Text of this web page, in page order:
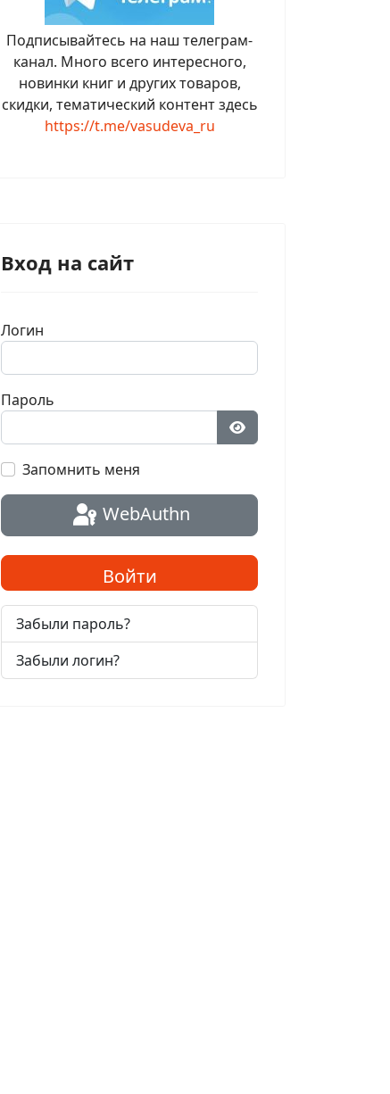
Подписывайтесь на наш телеграм-
канал. Много всего интересного,
новинки книг и других товаров,
скидки, тематический контент здесь
https://t.me/vasudeva_ru
Вход на сайт
Логин
Пароль
Показать пароль
Запомнить меня
WebAuthn
Войти
Забыли пароль?
Забыли логин?